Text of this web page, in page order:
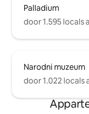
Palladium
door 1.595 locals
Narodni muzeum
door 1.022 locals